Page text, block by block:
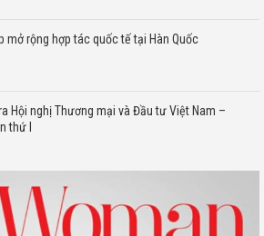
mở rộng hợp tác quốc tế tại Hàn Quốc
Hội nghị Thương mại và Đầu tư Việt Nam –
thứ I